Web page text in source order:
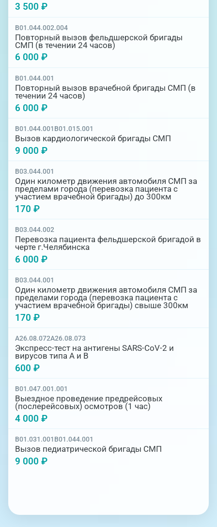
3 500 ₽
B01.044.002.004
Повторный вызов фельдшерской бригады
СМП (в течении 24 часов)
6 000 ₽
B01.044.001
Повторный вызов врачебной бригады СМП (в
течении 24 часов)
6 000 ₽
B01.044.001B01.015.001
Вызов кардиологической бригады СМП
9 000 ₽
B03.044.001
Один километр движения автомобиля СМП за
пределами города (перевозка пациента с
участием врачебной бригады) до 300км
170 ₽
B03.044.002
Перевозка пациента фельдшерской бригадой в
черте г.Челябинска
6 000 ₽
B03.044.001
Один километр движения автомобиля СМП за
пределами города (перевозка пациента с
участием врачебной бригады) свыше 300км
170 ₽
A26.08.072A26.08.073
Экспресс-тест на антигены SARS-CoV-2 и
вирусов типа А и В
600 ₽
B01.047.001.001
Выездное проведение предрейсовых
(послерейсовых) осмотров (1 час)
4 000 ₽
B01.031.001B01.044.001
Вызов педиатрической бригады СМП
9 000 ₽